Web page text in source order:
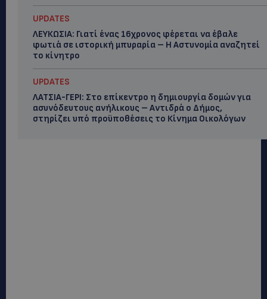
UPDATES
ΛΕΥΚΩΣΙΑ: Γιατί ένας 16χρονος φέρεται να έβαλε
φωτιά σε ιστορική μπυραρία – Η Αστυνομία αναζητεί
το κίνητρο
UPDATES
ΛΑΤΣΙΑ-ΓΕΡΙ: Στο επίκεντρο η δημιουργία δομών για
ασυνόδευτους ανήλικους – Αντιδρά ο Δήμος,
στηρίζει υπό προϋποθέσεις το Κίνημα Οικολόγων